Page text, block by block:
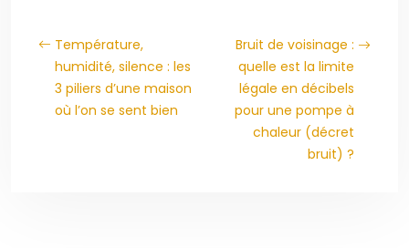
Température,
humidité, silence : les
3 piliers d’une maison
où l’on se sent bien
Bruit de voisinage :
quelle est la limite
légale en décibels
pour une pompe à
chaleur (décret
bruit) ?